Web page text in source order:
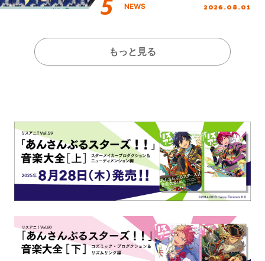
NEWS 2026.08.01
もっと見る